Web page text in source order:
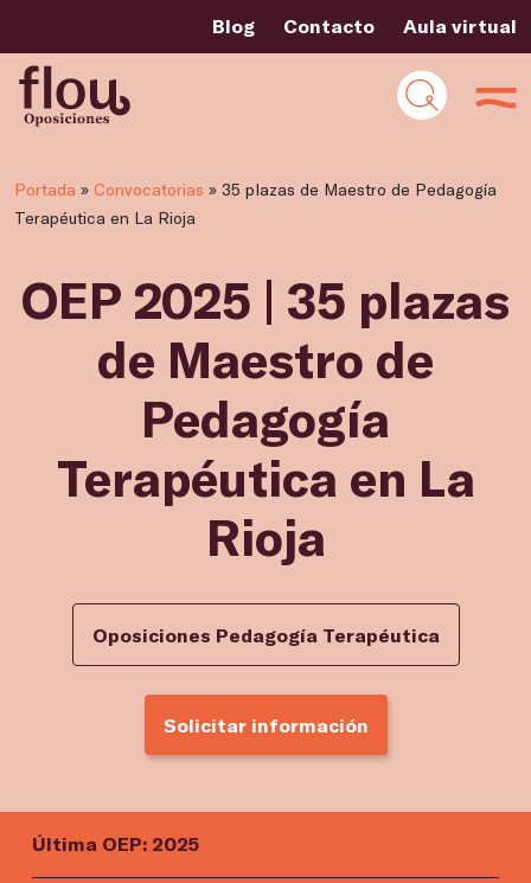
Blog Contacto Aula virtual
Portada » Convocatorias » 35 plazas de Maestro de Pedagogía
Terapéutica en La Rioja
OEP 2025 | 35 plazas
de Maestro de
Pedagogía
Terapéutica en La
Rioja
Oposiciones Pedagogía Terapéutica
Solicitar información
Última OEP: 2025